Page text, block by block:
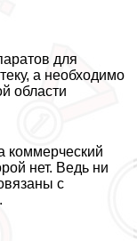
для
а необходимо
области
коммерческий
нет. Ведь ни
с